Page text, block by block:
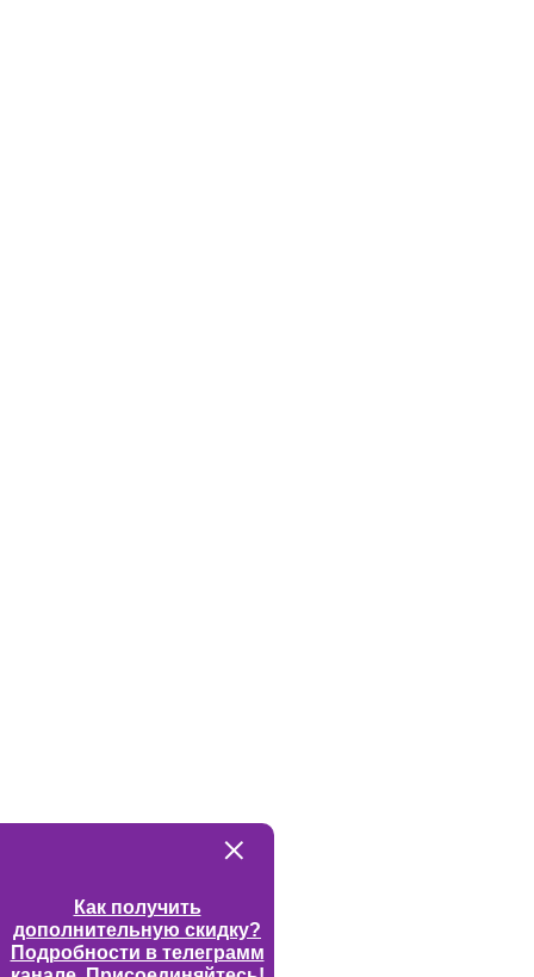
Как получить
дополнительную скидку?
Подробности в телеграмм